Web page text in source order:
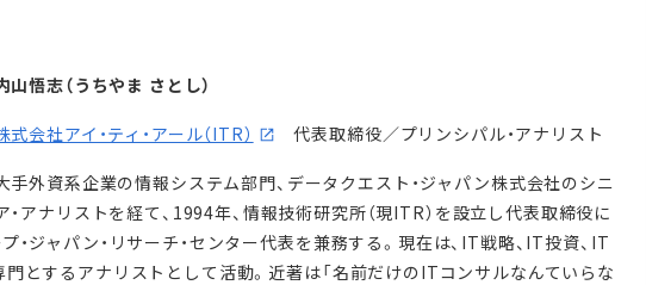
山悟志（うちやま さとし）
式会社アイ・ティ・アール（ITR） 代表取締役／プリンシパル・アナリスト
手外資系企業の情報システム部門、データクエスト・ジャパン株式会社のシニ
・アナリストを経て、1994年、情報技術研究所（現ITR）を設立し代表取締役に
・ジャパン・リサーチ・センター代表を兼務する。現在は、IT戦略、IT投資、IT
とするアナリストとして活動。近著は「名前だけのITコンサルなんていらな